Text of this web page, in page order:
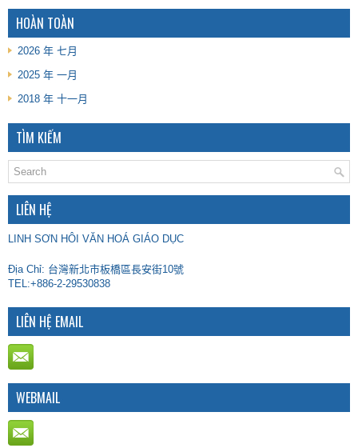
HOÀN TOÀN
2026 年 七月
2025 年 一月
2018 年 十一月
TÌM KIẾM
LIÊN HỆ
LINH SƠN HÔI VĂN HOÁ GIÁO DỤC
Địa Chỉ: 台灣新北市板橋區長安街10號
TEL:+886-2-29530838
LIÊN HỆ EMAIL
WEBMAIL